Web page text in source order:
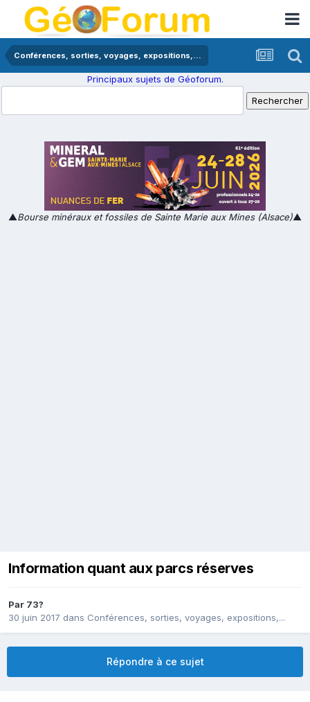
Conférences, sorties, voyages, expositions,...
Principaux sujets de Géoforum.
▲Bourse minéraux et fossiles de Sainte Marie aux Mines (Alsace)▲
Information quant aux parcs réserves
Par 73?
30 juin 2017 dans Conférences, sorties, voyages, expositions,...
Répondre à ce sujet